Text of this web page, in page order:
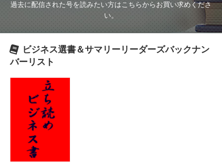
過去に配信された号を読みたい方はこちらからお買い求めくださ
い。
ビジネス選書＆サマリーリーダーズバックナン
バーリスト